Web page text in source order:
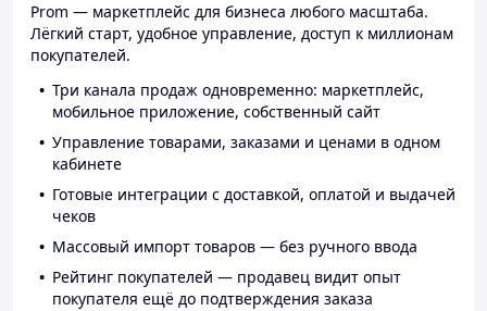
Prom — маркетплейс для бизнеса любого масштаба.
Лёгкий старт, удобное управление, доступ к миллионам
покупателей.
Три канала продаж одновременно: маркетплейс,
мобильное приложение, собственный сайт
Управление товарами, заказами и ценами в одном
кабинете
Готовые интеграции с доставкой, оплатой и выдачей
чеков
Массовый импорт товаров — без ручного ввода
Рейтинг покупателей — продавец видит опыт
покупателя ещё до подтверждения заказа